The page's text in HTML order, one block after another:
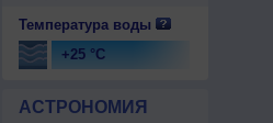
Температура воды
+25 °C
АСТРОНОМИЯ